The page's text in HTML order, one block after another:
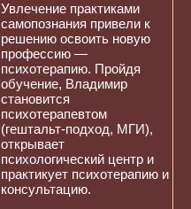
Увлечение практиками
самопознания привели к
решению освоить новую
профессию —
психотерапию. Пройдя
обучение, Владимир
становится
психотерапевтом
(гештальт-подход, МГИ),
открывает
психологический центр и
практикует психотерапию и
консультацию.